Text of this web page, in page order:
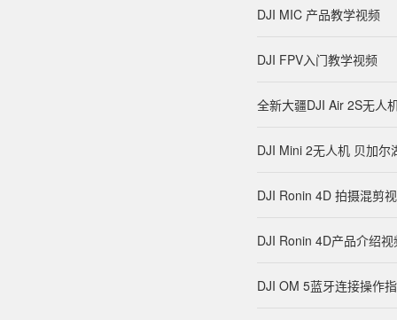
DJI MIC 产品教学视频
DJI FPV入门教学视频
全新大疆DJI Air 2S无人
DJI Mini 2无人机 贝加尔
DJI Ronin 4D 拍摄混剪
DJI Ronin 4D产品介绍视
DJI OM 5蓝牙连接操作